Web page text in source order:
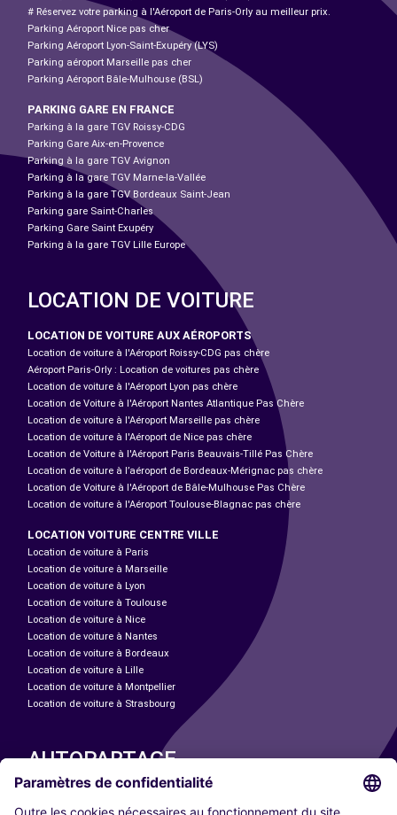
# Réservez votre parking à l'Aéroport de Paris-Orly au meilleur prix.
Parking Aéroport Nice pas cher
Parking Aéroport Lyon-Saint-Exupéry (LYS)
Parking aéroport Marseille pas cher
Parking Aéroport Bâle-Mulhouse (BSL)
PARKING GARE EN FRANCE
Parking à la gare TGV Roissy-CDG
Parking Gare Aix-en-Provence
Parking à la gare TGV Avignon
Parking à la gare TGV Marne-la-Vallée
Parking à la gare TGV Bordeaux Saint-Jean
Parking gare Saint-Charles
Parking Gare Saint Exupéry
Parking à la gare TGV Lille Europe
LOCATION DE VOITURE
LOCATION DE VOITURE AUX AÉROPORTS
Location de voiture à l'Aéroport Roissy-CDG pas chère
Aéroport Paris-Orly : Location de voitures pas chère
Location de voiture à l'Aéroport Lyon pas chère
Location de Voiture à l'Aéroport Nantes Atlantique Pas Chère
Location de voiture à l'Aéroport Marseille pas chère
Location de voiture à l'Aéroport de Nice pas chère
Location de Voiture à l'Aéroport Paris Beauvais-Tillé Pas Chère
Location de voiture à l’aéroport de Bordeaux-Mérignac pas chère
Location de Voiture à l'Aéroport de Bâle-Mulhouse Pas Chère
Location de voiture à l'Aéroport Toulouse-Blagnac pas chère
LOCATION VOITURE CENTRE VILLE
Location de voiture à Paris
Location de voiture à Marseille
Location de voiture à Lyon
Location de voiture à Toulouse
Location de voiture à Nice
Location de voiture à Nantes
Location de voiture à Bordeaux
Location de voiture à Lille
Location de voiture à Montpellier
Location de voiture à Strasbourg
AUTOPARTAGE
Paris